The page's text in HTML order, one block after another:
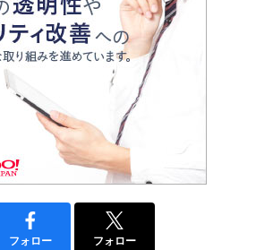
フォロー フォロー